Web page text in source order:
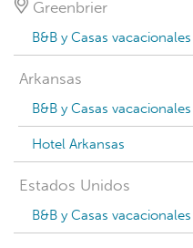
Greenbrier
B&B y Casas
Arkansas
B&B y Casas
Hotel Arkansas
Estados Unidos
B&B y Casas